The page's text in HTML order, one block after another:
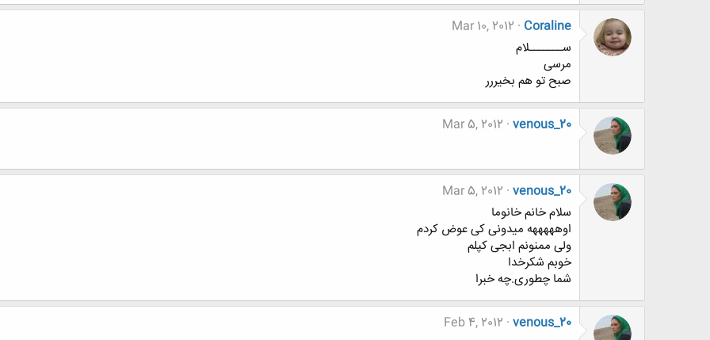
Coraline
Mar 10, 2012
ســـــــلام
مرسی
صبح تو هم بخیررر
venous_20
Mar 5, 2012
venous_20
Mar 5, 2012
سلام خانم خانوما
اوهههههه میدونی کی عوض کردم
ولی ممنونم ابجی کپلم
خوبم شکرخدا
شما چطوری.چه خبرا
venous_20
Feb 4, 2012